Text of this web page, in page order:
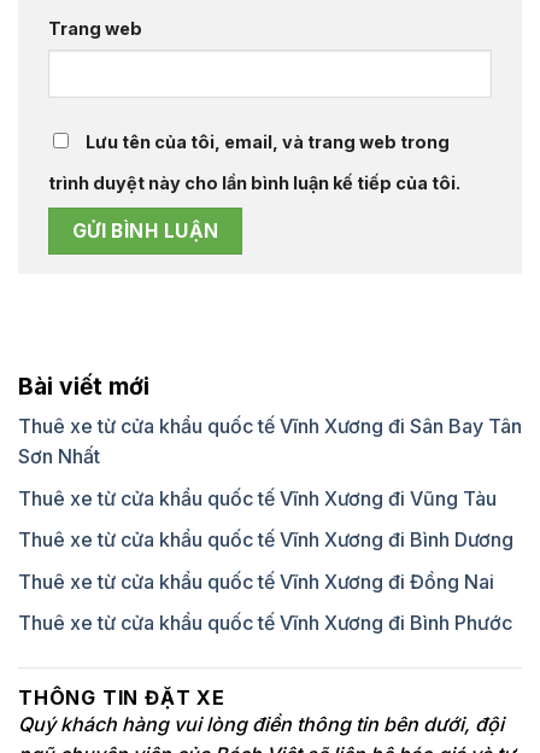
Trang web
Lưu tên của tôi, email, và trang web trong
trình duyệt này cho lần bình luận kế tiếp của tôi.
Bài viết mới
Thuê xe từ cửa khẩu quốc tế Vĩnh Xương đi Sân Bay Tân
Sơn Nhất
Thuê xe từ cửa khẩu quốc tế Vĩnh Xương đi Vũng Tàu
Thuê xe từ cửa khẩu quốc tế Vĩnh Xương đi Bình Dương
Thuê xe từ cửa khẩu quốc tế Vĩnh Xương đi Đồng Nai
Thuê xe từ cửa khẩu quốc tế Vĩnh Xương đi Bình Phước
THÔNG TIN ĐẶT XE
Quý khách hàng vui lòng điền thông tin bên dưới, đội